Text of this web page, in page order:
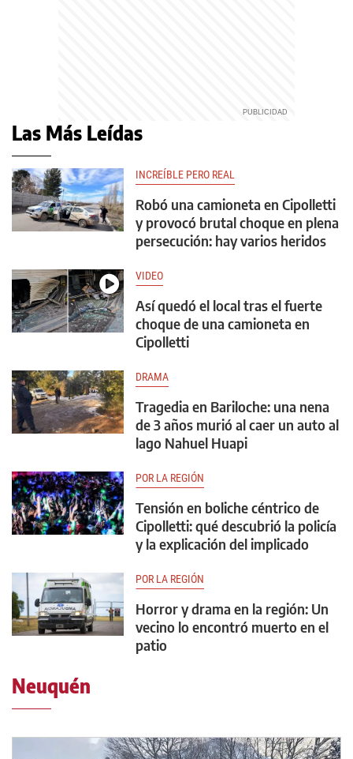
Las Más Leídas
INCREÍBLE PERO REAL
Robó una camioneta en Cipolletti
y provocó brutal choque en plena
persecución: hay varios heridos
VIDEO
Así quedó el local tras el fuerte
choque de una camioneta en
Cipolletti
DRAMA
Tragedia en Bariloche: una nena
de 3 años murió al caer un auto al
lago Nahuel Huapi
POR LA REGIÓN
Tensión en boliche céntrico de
Cipolletti: qué descubrió la policía
y la explicación del implicado
POR LA REGIÓN
Horror y drama en la región: Un
vecino lo encontró muerto en el
patio
Neuquén